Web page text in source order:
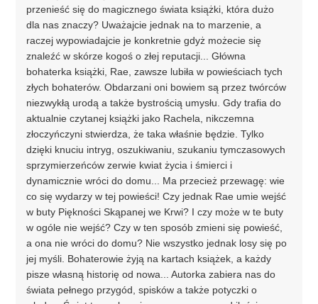
przenieść się do magicznego świata książki, która dużo
dla nas znaczy? Uważajcie jednak na to marzenie, a
raczej wypowiadajcie je konkretnie gdyż możecie się
znaleźć w skórze kogoś o złej reputacji... Główna
bohaterka książki, Rae, zawsze lubiła w powieściach tych
złych bohaterów. Obdarzani oni bowiem są przez twórców
niezwykłą urodą a także bystrością umysłu. Gdy trafia do
aktualnie czytanej książki jako Rachela, nikczemna
złoczyńczyni stwierdza, że taka właśnie będzie. Tylko
dzięki knuciu intryg, oszukiwaniu, szukaniu tymczasowych
sprzymierzeńców zerwie kwiat życia i śmierci i
dynamicznie wróci do domu... Ma przecież przewagę: wie
co się wydarzy w tej powieści! Czy jednak Rae umie wejść
w buty Piękności Skąpanej we Krwi? I czy może w te buty
w ogóle nie wejść? Czy w ten sposób zmieni się powieść,
a ona nie wróci do domu? Nie wszystko jednak losy się po
jej myśli. Bohaterowie żyją na kartach książek, a każdy
pisze własną historię od nowa... Autorka zabiera nas do
świata pełnego przygód, spisków a także potyczki o